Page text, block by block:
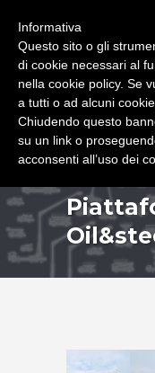
Informativa
Questo sito o gli
di cookie necessari al
nella cookie policy. Se
a tutti o ad alcuni
Chiudendo questo
su un link o
acconsenti all’uso dei